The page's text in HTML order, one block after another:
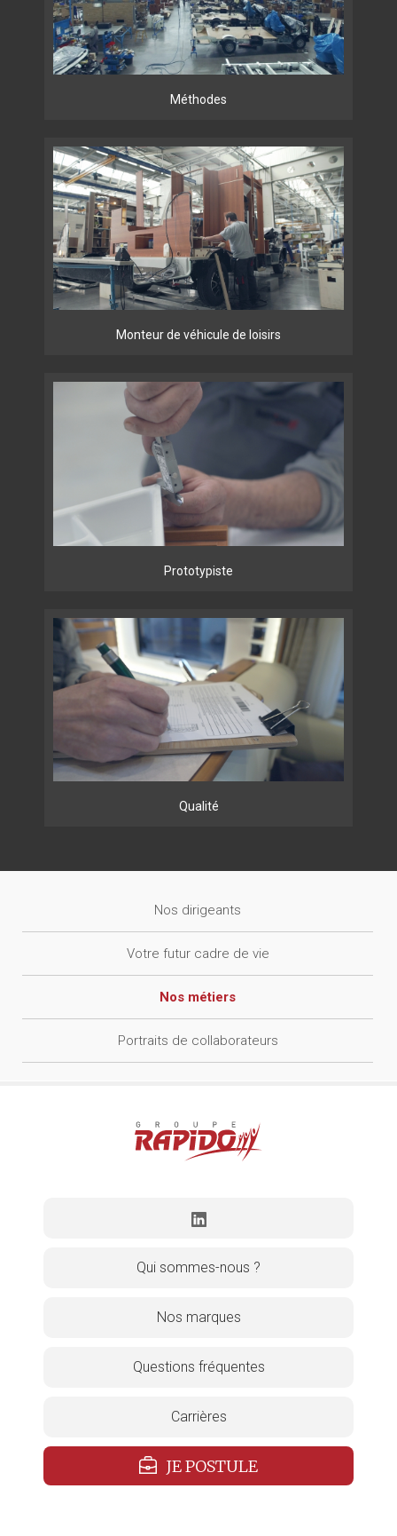
Méthodes
Monteur de véhicule de loisirs
Prototypiste
Qualité
Nos dirigeants
Votre futur cadre de vie
Nos métiers
Portraits de collaborateurs
Qui sommes-nous ?
Nos marques
Questions fréquentes
Carrières
JE POSTULE